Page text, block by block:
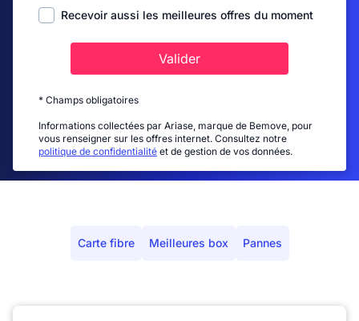
Recevoir aussi les meilleures offres du moment
Valider
* Champs obligatoires
Informations collectées par Ariase, marque de Bemove, pour
vous renseigner sur les offres internet. Consultez notre
politique de confidentialité et de gestion de vos données.
Carte fibre Meilleures box Pannes